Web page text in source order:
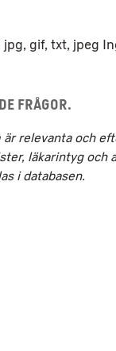
gif, txt, jpeg
frågor.
är relevanta och
läkarintyg
i databasen.